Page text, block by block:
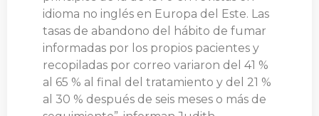
idioma no inglés en Europa del Este. Las
tasas de abandono del hábito de fumar
informadas por los propios pacientes y
recopiladas por correo variaron del 41 %
al 65 % al final del tratamiento y del 21 %
al 30 % después de seis meses o más de